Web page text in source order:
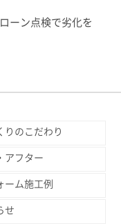
ーン点検で劣化を
りのこだわり
アフター
ーム施工例
せ